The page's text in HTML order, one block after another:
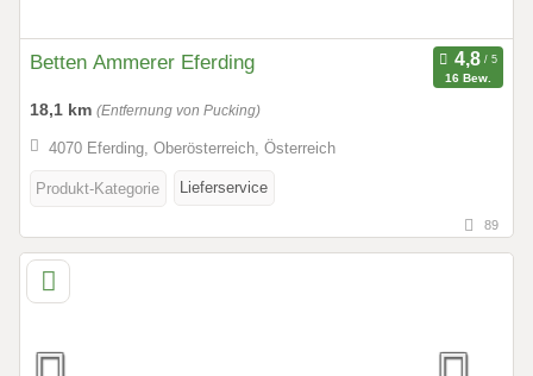
Betten Ammerer Eferding
16 Bew.
18,1 km (Entfernung von Pucking)
4070 Eferding, Oberösterreich, Österreich
Produkt-Kategorie Lieferservice
89